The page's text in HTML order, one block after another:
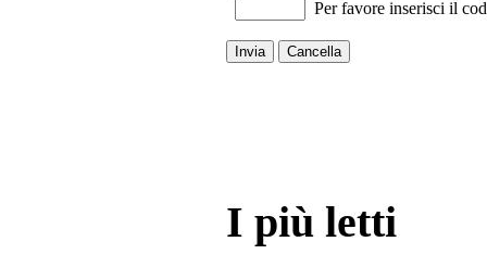
Per favore inserisci il
Invia Cancella
I più letti